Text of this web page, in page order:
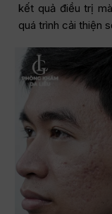
kết quả điều trị
quá trình cải thiện